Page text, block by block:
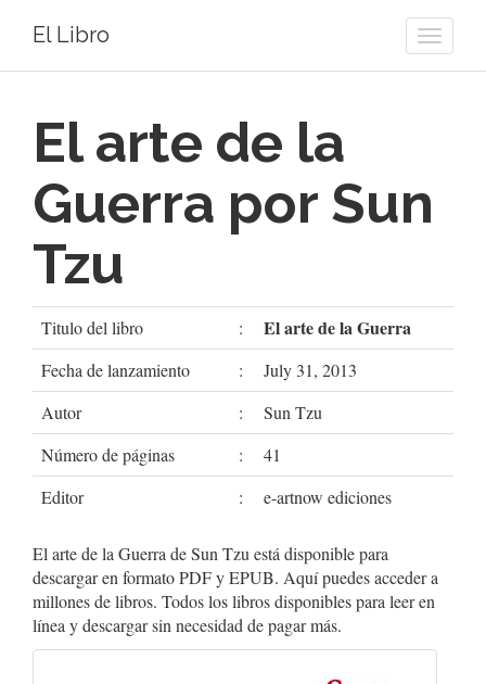
Toggle
El Libro
El arte de la
Guerra por Sun
Tzu
Titulo del libro : El arte de la Guerra
Fecha de lanzamiento :
July 31, 2013
Autor
:
Sun Tzu
Número de páginas
:
41
Editor
: e-artnow ediciones
El arte de la Guerra de Sun Tzu está disponible para
descargar en formato PDF y EPUB. Aquí puedes acceder a
millones de libros. Todos los libros disponibles para leer en
línea y descargar sin necesidad de pagar más.